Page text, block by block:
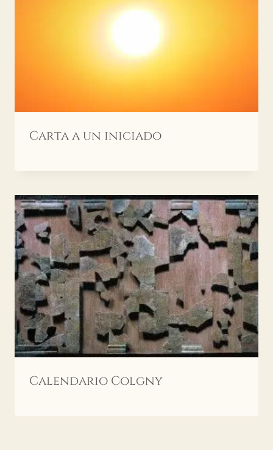
Carta a un iniciado
Calendario Colgny